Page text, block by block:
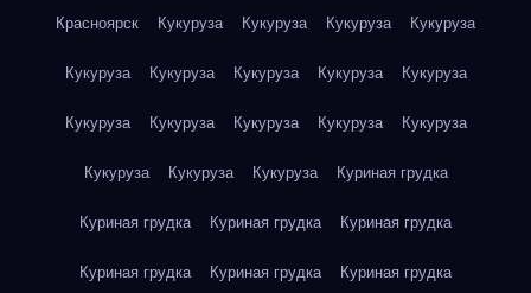
Красноярск Кукуруза Кукуруза Кукуруза Кукуруза
Кукуруза Кукуруза Кукуруза Кукуруза Кукуруза
Кукуруза Кукуруза Кукуруза Кукуруза Кукуруза
Кукуруза Кукуруза Кукуруза Куриная грудка
Куриная грудка Куриная грудка Куриная грудка
Куриная грудка Куриная грудка Куриная грудка